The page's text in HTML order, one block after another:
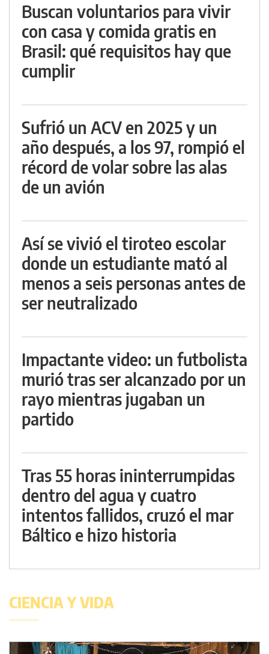
Buscan voluntarios para vivir
con casa y comida gratis en
Brasil: qué requisitos hay que
cumplir
Sufrió un ACV en 2025 y un
año después, a los 97, rompió el
récord de volar sobre las alas
de un avión
Así se vivió el tiroteo escolar
donde un estudiante mató al
menos a seis personas antes de
ser neutralizado
Impactante video: un futbolista
murió tras ser alcanzado por un
rayo mientras jugaban un
partido
Tras 55 horas ininterrumpidas
dentro del agua y cuatro
intentos fallidos, cruzó el mar
Báltico e hizo historia
CIENCIA Y VIDA